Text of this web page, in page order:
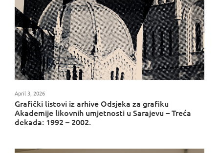
Grafički listovi iz arhive Odsjeka za grafiku
Akademije likovnih umjetnosti u Sarajevu – Treća
dekada: 1992 – 2002.
April 3, 2026